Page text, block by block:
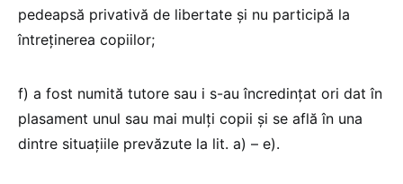
pedeapsă privativă de libertate şi nu participă la
întreţinerea copiilor;
f) a fost numită tutore sau i s-au încredinţat ori dat în
plasament unul sau mai mulţi copii şi se află în una
dintre situaţiile prevăzute la lit. a) – e).